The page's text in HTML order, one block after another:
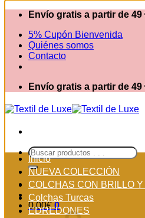
Saltar
contenido
Envío gratis a partir de 49
5% Cupón Bienvenida
Quiénes somos
Contacto
Envío gratis a partir de 49
Buscar
por:
0,00€ 0
Inicio
NUEVA COLECCIÓN
COLCHAS CON BRILLO
Colchas Turcas
EDREDONES